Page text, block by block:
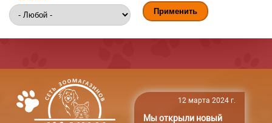
12 марта 2024 г.
Мы открыли новый